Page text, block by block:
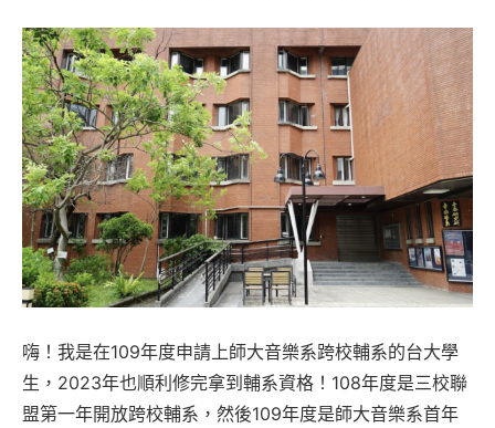
嗨！我是在109年度申請上師大音樂系跨校輔系的台大學
生，2023年也順利修完拿到輔系資格！108年度是三校聯
盟第一年開放跨校輔系，然後109年度是師大音樂系首年